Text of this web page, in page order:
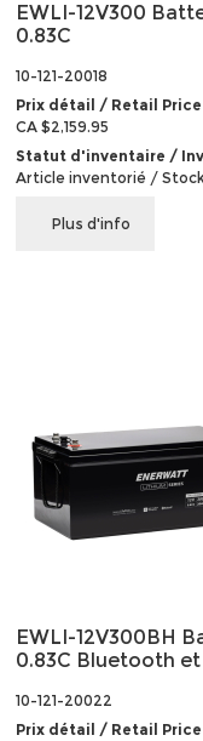
EWLI-12V300
0.83C
10-121-20018
Prix détail / Retail Price
CA $2,159.95
Statut d'inventaire /
Article inventorié /
Plus d'info
EWLI-12V300BH
0.83C Bluetooth
10-121-20022
Prix détail / Retail Price